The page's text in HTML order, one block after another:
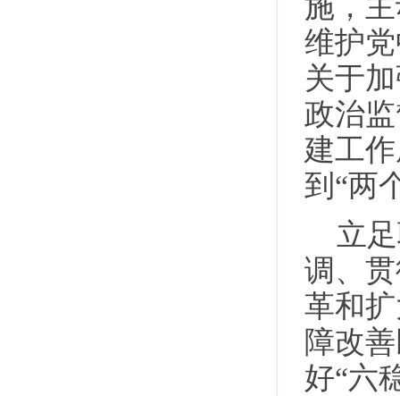
施，
维护
关于
政治
建工
到“两
立
调、
革和
障改
好“六